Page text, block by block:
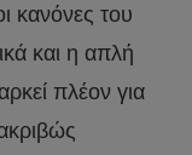
κανόνες του
και η απλή
πλέον για